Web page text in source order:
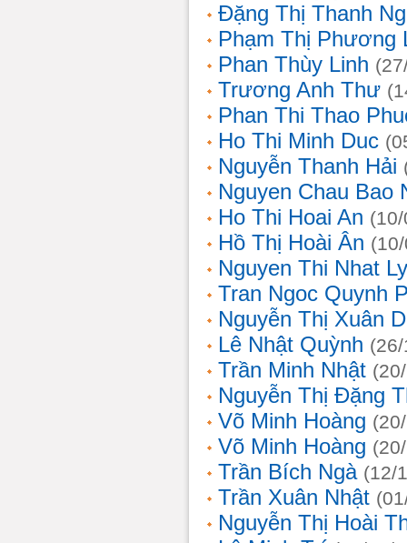
Đặng Thị Thanh
Phạm Thị Phương
Phan Thùy Linh
Trương Anh Thư
Phan Thi Thao
Ho Thi Minh Duc
Nguyễn Thanh Hải
Nguyen Chau Bao
Ho Thi Hoai An
Hồ Thị Hoài Ân
Nguyen Thi Nhat Ly
Tran Ngoc Quynh
Nguyễn Thị Xuân
Lê Nhật Quỳnh
Trần Minh Nhật
Nguyễn Thị Đặng
Võ Minh Hoàng
Võ Minh Hoàng
Trần Bích Ngà (12/
Trần Xuân Nhật
Nguyễn Thị Hoài